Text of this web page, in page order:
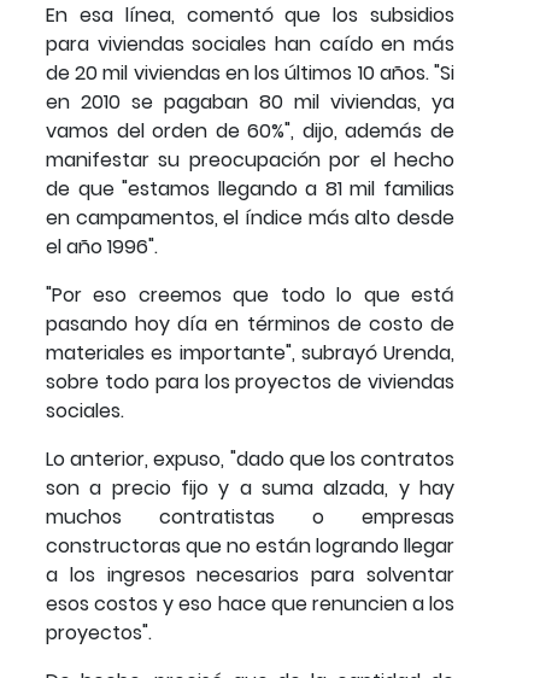
En esa línea, comentó que los subsidios
para viviendas sociales han caído en más
de 20 mil viviendas en los últimos 10 años. "Si
en 2010 se pagaban 80 mil viviendas, ya
vamos del orden de 60%", dijo, además de
manifestar su preocupación por el hecho
de que "estamos llegando a 81 mil familias
en campamentos, el índice más alto desde
el año 1996".
"Por eso creemos que todo lo que está
pasando hoy día en términos de costo de
materiales es importante", subrayó Urenda,
sobre todo para los proyectos de viviendas
sociales.
Lo anterior, expuso, "dado que los contratos
son a precio fijo y a suma alzada, y hay
muchos contratistas o empresas
constructoras que no están logrando llegar
a los ingresos necesarios para solventar
esos costos y eso hace que renuncien a los
proyectos".